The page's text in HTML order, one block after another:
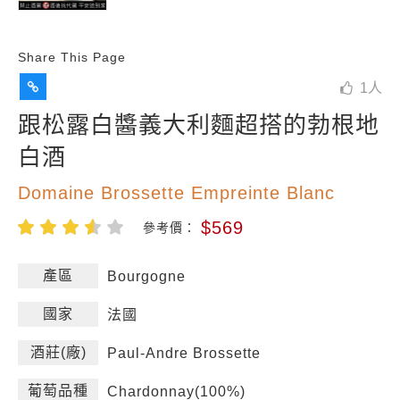
Share This Page
1 人
跟松露白醬義大利麵超搭的勃根地
白酒
Domaine Brossette Empreinte Blanc
參考價： $569
產區 Bourgogne
國家 法國
酒莊(廠) Paul-Andre Brossette
葡萄品種 Chardonnay(100%)